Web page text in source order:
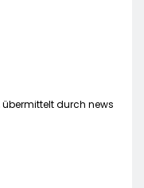
übermittelt durch news